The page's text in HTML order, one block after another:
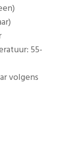
55-
volgens